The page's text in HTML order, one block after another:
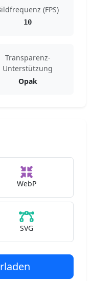
(FPS)
10
Transparenz-
Unterstützung
Opak
WebP
SVG